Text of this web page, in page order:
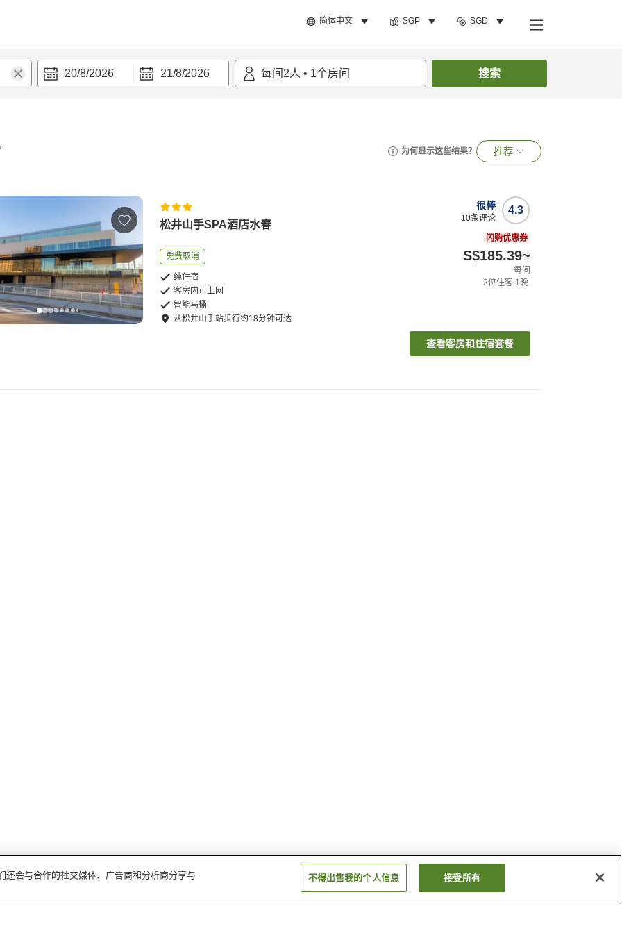
简体中文 SGP SGD
20/8/2026 21/8/2026 每间 2人 • 1个房间 搜索
为何显示这些结果？ 推荐
松井山手SPA酒店水春
免费取消
纯住宿
客房内可上网
智能马桶
从松井山手站步行约18分钟可达
4.3
很棒
10条评论
闪购优惠券
S$185.39~
每间
2位住客 1晚
查看客房和住宿套餐
会与合作的社交媒体、广告商和分析商分享与 不得出售我的个人信息 接受所有